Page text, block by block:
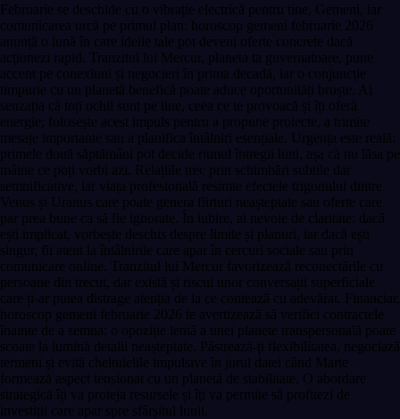
Februarie se deschide cu o vibrație electrică pentru tine, Gemeni, iar
comunicarea urcă pe primul plan: horoscop gemeni februarie 2026
anunță o lună în care ideile tale pot deveni oferte concrete dacă
acționezi rapid. Tranzitul lui Mercur, planeta ta guvernatoare, pune
accent pe conexiuni și negocieri în prima decadă, iar o conjuncție
timpurie cu un planetă benefică poate aduce oportunități bruște. Ai
senzația că toți ochii sunt pe tine, ceea ce te provoacă și îți oferă
energie; folosește acest impuls pentru a propune proiecte, a trimite
mesaje importante sau a planifica întâlniri esențiale. Urgența este reală:
primele două săptămâni pot decide ritmul întregii luni, așa că nu lăsa pe
mâine ce poți vorbi azi. Relațiile trec prin schimbări subtile dar
semnificative, iar viața profesională resimte efectele trigonului dintre
Venus și Uranus care poate genera flirturi neașteptate sau oferte care
par prea bune ca să fie ignorate. În iubire, ai nevoie de claritate: dacă
ești implicat, vorbește deschis despre limite și planuri, iar dacă ești
singur, fii atent la întâlnirile care apar în cercuri sociale sau prin
comunicare online. Tranzitul lui Mercur favorizează reconectările cu
persoane din trecut, dar există și riscul unor conversații superficiale
care ți-ar putea distrage atenția de la ce contează cu adevărat. Financiar,
horoscop gemeni februarie 2026 te avertizează să verifici contractele
înainte de a semna: o opoziție lentă a unei planete transpersonală poate
scoate la lumină detalii neașteptate. Păstrează-ți flexibilitatea, negociază
termeni și evită cheltuielile impulsive în jurul datei când Marte
formează aspect tensionat cu un planetă de stabilitate. O abordare
strategică îți va proteja resursele și îți va permite să profitezi de
investiții care apar spre sfârșitul lunii.